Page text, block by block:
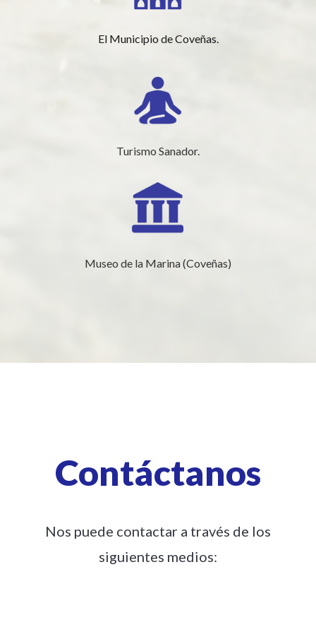
El Municipio de Coveñas.
Turismo Sanador.
Museo de la Marina (Coveñas)
Contáctanos
Nos puede contactar a través de los
siguientes medios: